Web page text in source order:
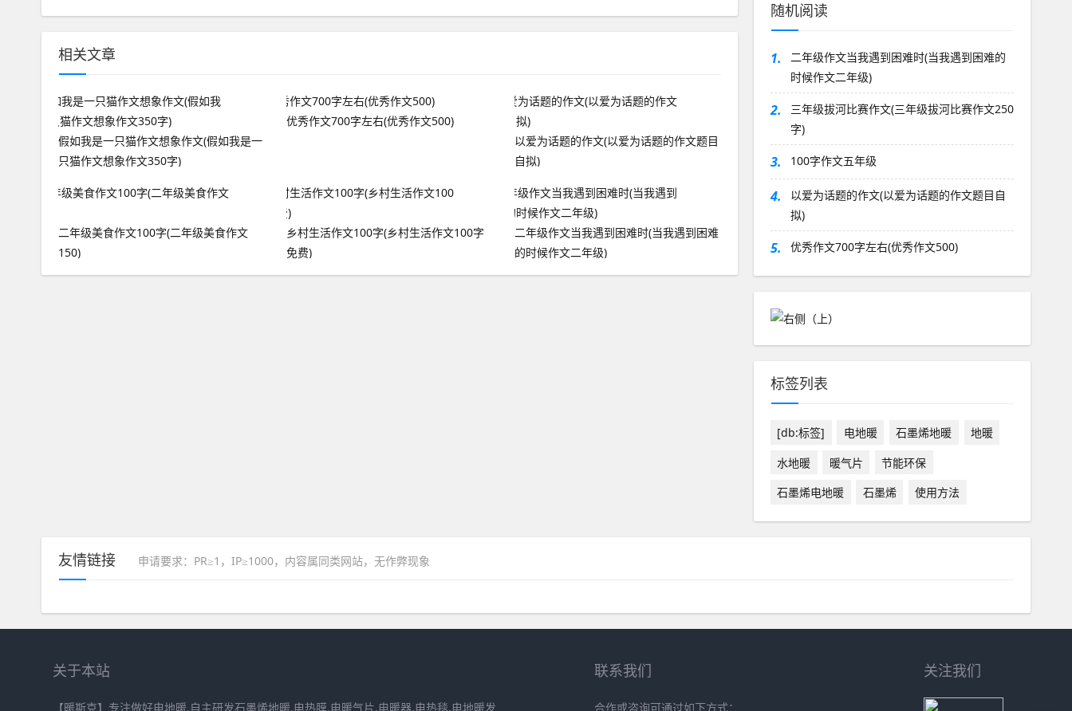
相关文章
假如我是一只猫作文想象作文(假如我是一
只猫作文想象作文350字)
优秀作文700字左右(优秀作文500)
以爱为话题的作文(以爱为话题的作文题目
自拟)
二年级美食作文100字(二年级美食作文
150)
乡村生活作文100字(乡村生活作文100字
免费)
二年级作文当我遇到困难时(当我遇到困难
的时候作文二年级)
随机阅读
1.
二年级作文当我遇到困难时(当我遇到困难的
时候作文二年级)
2.
三年级拔河比赛作文(三年级拔河比赛作文250
字)
3. 100字作文五年级
4.
以爱为话题的作文(以爱为话题的作文题目自
拟)
5. 优秀作文700字左右(优秀作文500)
标签列表
[db:标签] 电地暖 石墨烯地暖
地暖
水地暖
暖气片
节能环保
石墨烯电地暖
石墨烯 使用方法
友情链接 申请要求：PR≥1，IP≥1000，内容属同类网站，无作弊现象
关于本站
【暖斯克】专注做好电地暖,自主研发石墨烯地暖,电热膜,电暖气片,电暖器,电热毯,电地暖发
联系我们
合作或咨询可通过如下方式：
关注我们